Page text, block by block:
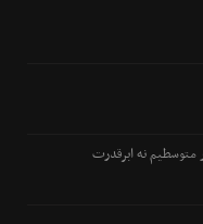
نه ابرقدرت